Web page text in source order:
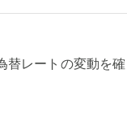
替レートの変動を確